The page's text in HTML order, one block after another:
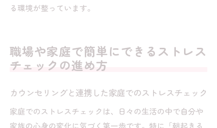
る環境が整っています。
職場や家庭で簡単にできるストレス
チェックの進め方
カウンセリングと連携した家庭でのストレスチェック
家庭でのストレスチェックは、日々の生活の中で自分や